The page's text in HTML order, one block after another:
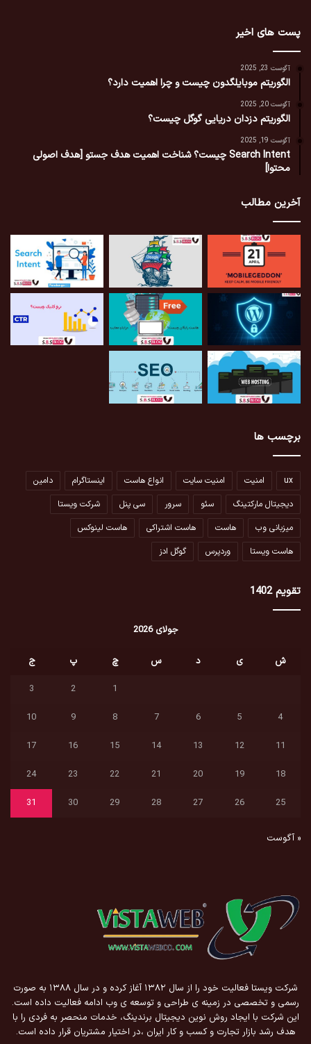
پست های اخیر
آگوست 23, 2025
الگوریتم موبایلگدون چیست و چرا اهمیت دارد؟
آگوست 20, 2025
الگوریتم دزدان دریایی گوگل چیست؟
آگوست 19, 2025
Search Intent چیست؟ شناخت اهمیت هدف جستو [هدف اصولی
محتوا]
آخرین مطالب
برچسب ها
ux امنیت امنیت سایت انواع هاست اینستاگرام
دامین
دیجیتال مارکتینگ
سئو سرور سی پنل
شرکت ویستا
میزبانی وب
هاست هاست اشتراکی
هاست لینوکس
هاست ویستا
وردپرس گوگل ادز
تقویم 1402
جولای 2026
ش ی د س چ پ
ج
1
2
3
4
5
6
7
8
9
10
11
12
13
14
15
16
17
18
19
20
21
22
23
24
25
26
27
28
29
30
31
« آگوست
شرکت ویستا فعالیت خود را از سال ۱۳۸۲ آغاز کرده و در سال ۱۳۸۸ به صورت
رسمی و تخصصی در زمینه ی طراحی و توسعه ی وب ادامه فعالیت داده است.
این شرکت با ایجاد روش نوین دیجیتال برندینگ، خدمات منحصر به فردی را با
هدف رشد بازار تجارت و کسب و کار ایران ،در اختیار مشتریان قرار داده است.